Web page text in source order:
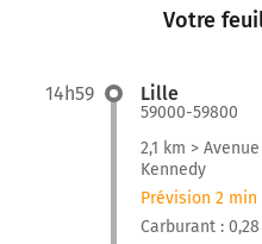
Votre
14h59 Lille
59000-59800
2,1 km >
Kennedy
Prévision 2
Carburant :